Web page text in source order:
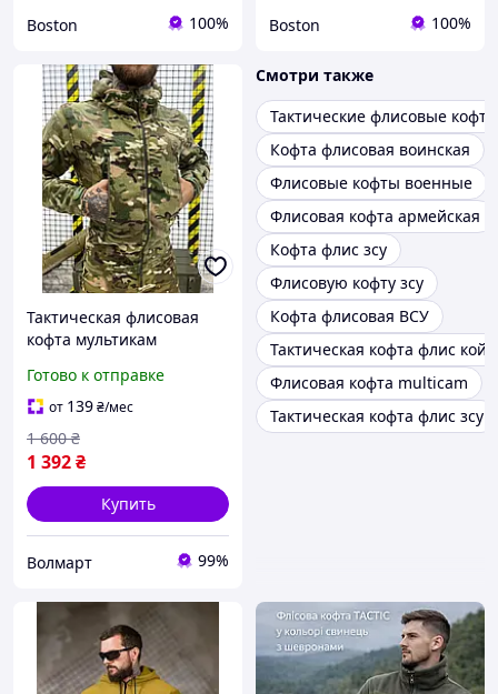
Boston 100% Boston 100%
Тактическая флисовая
кофта мультикам
кофта на флисе
армейская теплая кофта с
капюшоном
Готово к отправке
от 139₴/мес
1 392₴
1 600 ₴
Купить
Волмарт 99%
Смотри также
Тактические флисовые кофты
Кофта флисовая воинская
Флисовые кофты военные
Флисовая кофта армейская
Кофта флис зсу
Флисовую кофту зсу
Кофта флисовая ВСУ
Тактическая кофта флис
Флисовая кофта multicam
Тактическая кофта флис зсу